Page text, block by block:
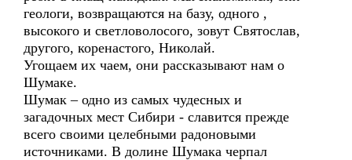
геологи, возвращаются на базу, одного ,
высокого и светловолосого, зовут Святослав,
другого, коренастого, Николай.
Угощаем их чаем, они рассказывают нам о
Шумаке.
Шумак – одно из самых чудесных и
загадочных мест Сибири - славится прежде
всего своими целебными радоновыми
источниками. В долине Шумака черпал